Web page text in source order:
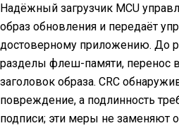
Надёжный загрузчик MCU
образ обновления и передаёт
достоверному приложению. До
разделы флеш-памяти, перенос
заголовок образа. CRC
повреждение, а подлинность
подписи; эти меры не заменяют